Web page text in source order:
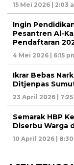
15 Mei 2026 | 2:03
Ingin
Pesantren Al-
Pendaftaran
4 Mei 2026 | 6:15
Ikrar Bebas
Ditjenpas
23 April 2026 |
Semarak HBP
Diserbu Warga
10 April 2026 |